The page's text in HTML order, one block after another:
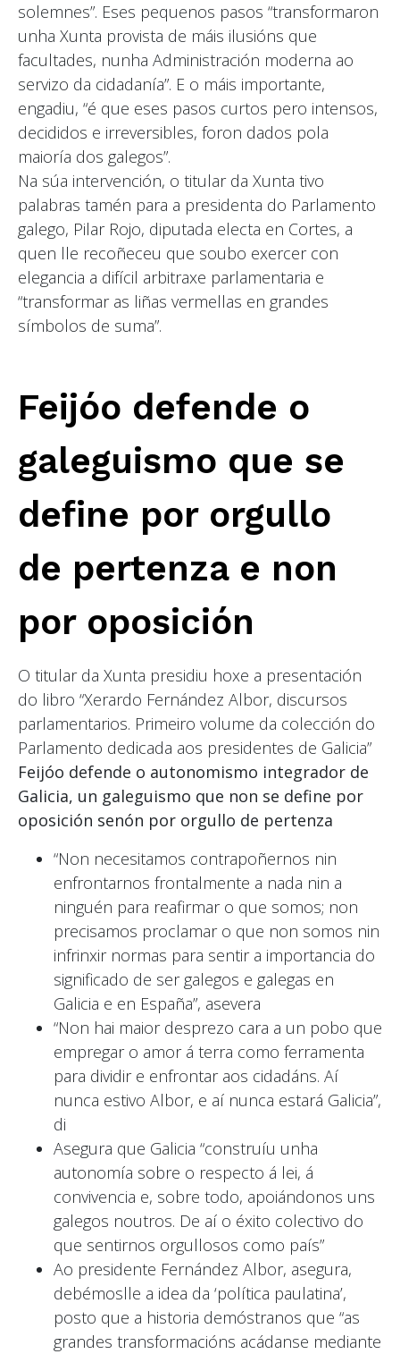
solemnes”. Eses pequenos pasos “transformaron
unha Xunta provista de máis ilusións que
facultades, nunha Administración moderna ao
servizo da cidadanía”. E o máis importante,
engadiu, “é que eses pasos curtos pero intensos,
decididos e irreversibles, foron dados pola
maioría dos galegos”.
Na súa intervención, o titular da Xunta tivo
palabras tamén para a presidenta do Parlamento
galego, Pilar Rojo, diputada electa en Cortes, a
quen lle recoñeceu que soubo exercer con
elegancia a difícil arbitraxe parlamentaria e
“transformar as liñas vermellas en grandes
símbolos de suma”.
Feijóo defende o
galeguismo que se
define por orgullo
de pertenza e non
por oposición
O titular da Xunta presidiu hoxe a presentación
do libro “Xerardo Fernández Albor, discursos
parlamentarios. Primeiro volume da colección do
Parlamento dedicada aos presidentes de Galicia”
Feijóo defende o autonomismo integrador de
Galicia, un galeguismo que non se define por
oposición senón por orgullo de pertenza
“Non necesitamos contrapoñernos nin
enfrontarnos frontalmente a nada nin a
ninguén para reafirmar o que somos; non
precisamos proclamar o que non somos nin
infrinxir normas para sentir a importancia do
significado de ser galegos e galegas en
Galicia e en España”, asevera
“Non hai maior desprezo cara a un pobo que
empregar o amor á terra como ferramenta
para dividir e enfrontar aos cidadáns. Aí
nunca estivo Albor, e aí nunca estará Galicia”,
di
Asegura que Galicia “construíu unha
autonomía sobre o respecto á lei, á
convivencia e, sobre todo, apoiándonos uns
galegos noutros. De aí o éxito colectivo do
que sentirnos orgullosos como país”
Ao presidente Fernández Albor, asegura,
debémoslle a idea da ‘política paulatina’,
posto que a historia demóstranos que “as
grandes transformacións acádanse mediante